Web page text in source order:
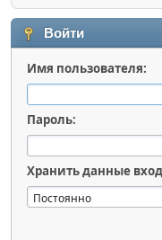
Войти
Имя пользователя:
Пароль:
Хранить данные